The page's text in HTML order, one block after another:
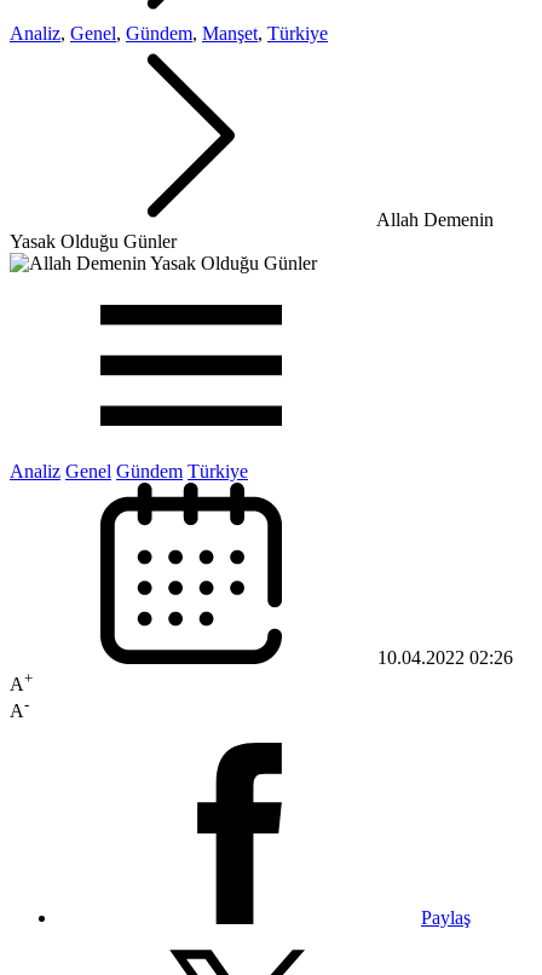
Analiz, Genel, Gündem, Manşet, Türkiye
Allah Demenin
Yasak Olduğu Günler
Analiz Genel Gündem Türkiye
10.04.2022 02:26
A+
A-
Paylaş